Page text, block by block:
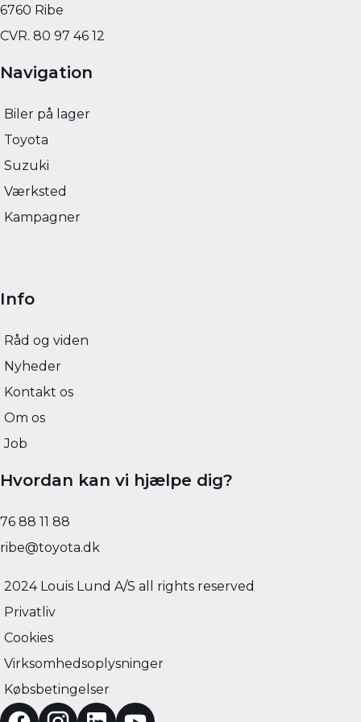
MOMS)
6760 Ribe
CVR. 80 97 46 12
Navigation
Biler på lager
Toyota
Suzuki
Værksted
Kampagner
Info
Råd og viden
Nyheder
Kontakt os
Om os
Job
Hvordan kan vi hjælpe dig?
76 88 11 88
ribe@toyota.dk
2024 Louis Lund A/S all rights reserved
Privatliv
Cookies
Virksomhedsoplysninger
Købsbetingelser